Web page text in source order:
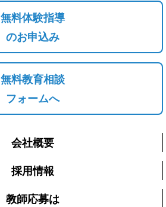
無料体験指導
のお申込み
無料教育相談
フォームへ
会社概要
採用情報
教師応募は